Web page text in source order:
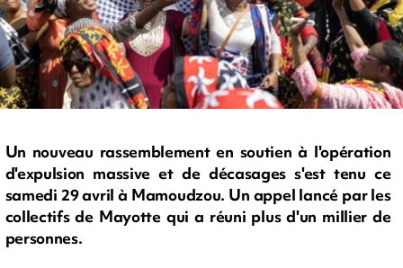
Un nouveau rassemblement en soutien à l'opération
d'expulsion massive et de décasages s'est tenu ce
samedi 29 avril à Mamoudzou. Un appel lancé par les
collectifs de Mayotte qui a réuni plus d'un millier de
personnes.